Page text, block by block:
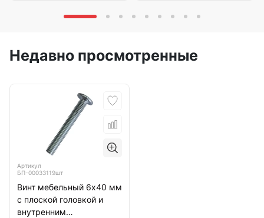
Недавно просмотренные
Артикул
БП-00033119шт
Винт мебельный 6х40 мм
с плоской головкой и
внутренним